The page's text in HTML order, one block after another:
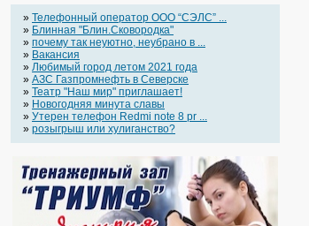
» Телефонный оператор OOO “СЭЛС” ...
» Блинная "Блин.Сковородка"
» почему так неуютно, неубрано в ...
» Вакансия
» Любимый город летом 2021 года
» АЗС Газпромнефть в Северске
» Театр "Наш мир" приглашает!
» Новогодняя минута славы
» Утерен телефон Redmi note 8 pr ...
» розыгрыш или хулиганство?